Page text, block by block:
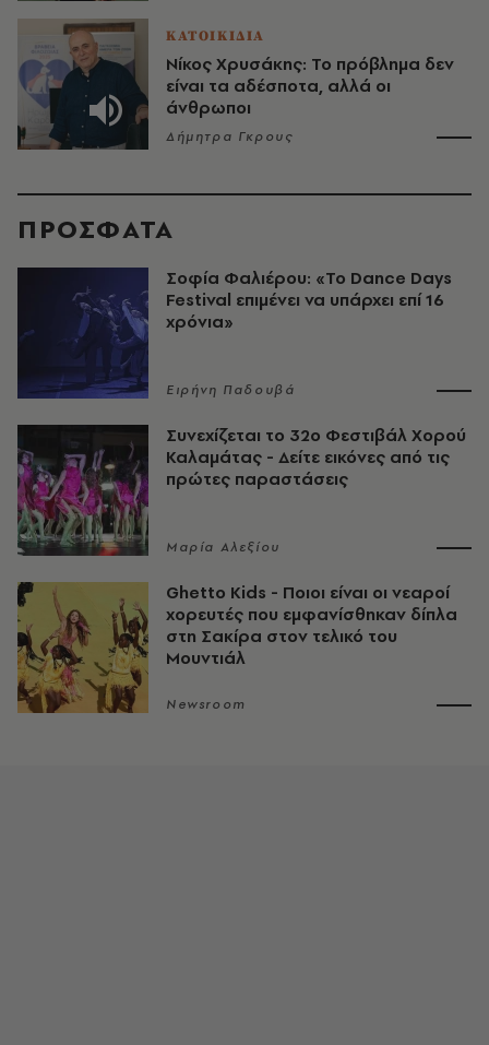
ΚΑΤΟΙΚΙΔΙΑ
Νίκος Χρυσάκης: Το πρόβλημα δεν
είναι τα αδέσποτα, αλλά οι
άνθρωποι
Δήμητρα Γκρους
ΠΡΟΣΦΑΤΑ
Σοφία Φαλιέρου: «Το Dance Days
Festival επιμένει να υπάρχει επί 16
χρόνια»
Ειρήνη Παδουβά
Συνεχίζεται το 32ο Φεστιβάλ Χορού
Καλαμάτας - Δείτε εικόνες από τις
πρώτες παραστάσεις
Μαρία Αλεξίου
Ghetto Kids - Ποιοι είναι οι νεαροί
χορευτές που εμφανίσθηκαν δίπλα
στη Σακίρα στον τελικό του
Μουντιάλ
Newsroom